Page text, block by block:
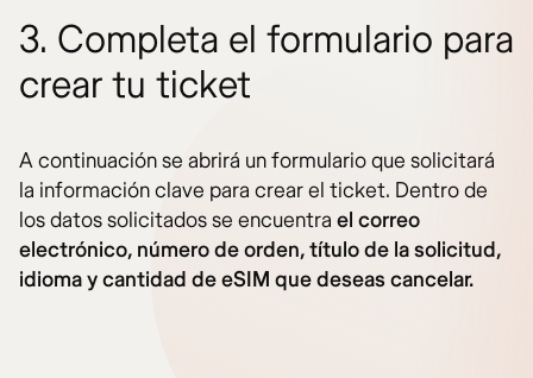
3. Completa el formulario para
crear tu ticket
A continuación se abrirá un formulario que solicitará
la información clave para crear el ticket. Dentro de
los datos solicitados se encuentra el correo
electrónico, número de orden, título de la solicitud,
idioma y cantidad de eSIM que deseas cancelar.